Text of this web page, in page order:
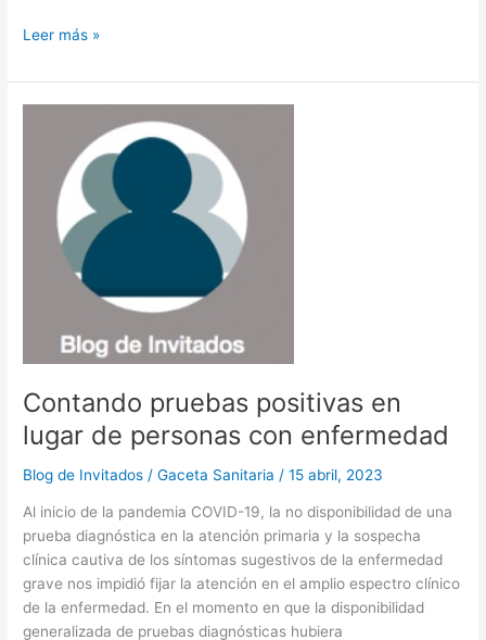
c
e
b
o
o
k
o
d
o
n
l
p
ar
tir
El
de
la
pandemia
SARS-
César
lo
que
es
César
Leer más »
Contando pruebas positivas en
lugar de personas con enfermedad
Blog de Invitados /Gaceta Sanitaria /15 abril, 2023
Al inicio de la pandemia COVID-19, la no disponibilidad de una
prueba diagnóstica en la atención primaria y la sospecha
clínica cautiva de los síntomas sugestivos de la enfermedad
grave nos impidió fijar la atención en el amplio espectro clínico
de la enfermedad. En el momento en que la disponibilidad
generalizada de pruebas diagnósticas hubiera